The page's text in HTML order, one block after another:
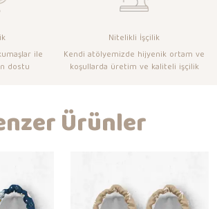
ile
dostu
Nitelikli İşçilik
Kendi atölyemizde hijyenik ortam ve
koşullarda üretim ve kaliteli işçilik
Ürünler